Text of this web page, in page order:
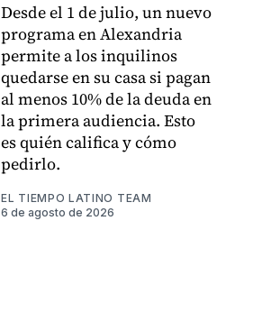
Desde el 1 de julio, un nuevo
programa en Alexandria
permite a los inquilinos
quedarse en su casa si pagan
al menos 10% de la deuda en
la primera audiencia. Esto
es quién califica y cómo
pedirlo.
EL TIEMPO LATINO TEAM
6 de agosto de 2026